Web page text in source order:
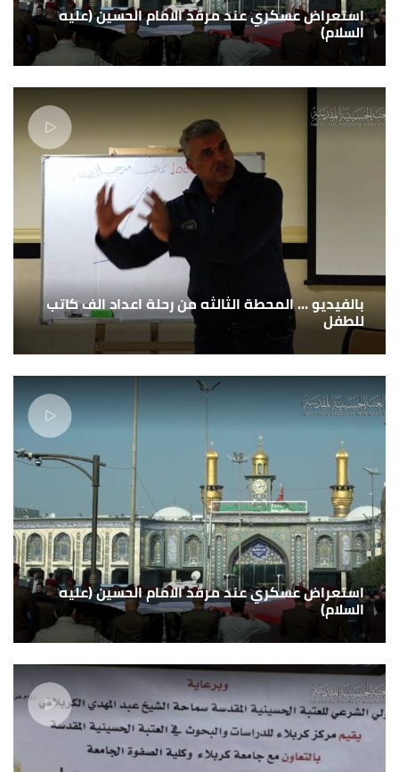
استعراض عسكري عند مرقد الامام الحسين (عليه
السلام)
بالفيديو ... المحطة الثالثه من رحلة اعداد الف كاتب
للطفل
استعراض عسكري عند مرقد الامام الحسين (عليه
السلام)